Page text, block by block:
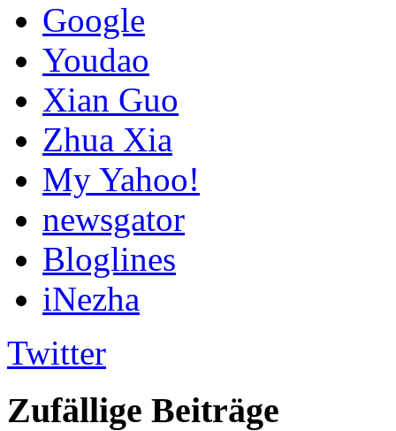
Google
Youdao
Xian Guo
Zhua Xia
My Yahoo!
newsgator
Bloglines
iNezha
Twitter
Zufällige Beiträge